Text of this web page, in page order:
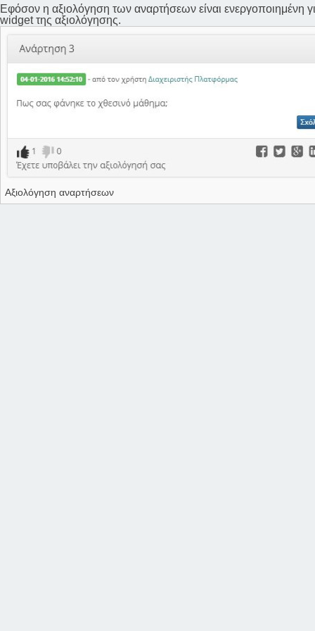
Εφόσον η αξιολόγηση των αναρτήσεων είναι ενεργοποιημένη
widget της αξιολόγησης.
Αξιολόγηση αναρτήσεων